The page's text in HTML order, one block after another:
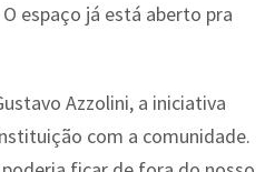
espaço já está aberto pra
Azzolini, a iniciativa
com a comunidade.